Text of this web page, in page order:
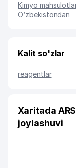
Kimyo
O‘zbekistondan
Kalit so'zlar
reagentlar
Xaritada
joylashuvi